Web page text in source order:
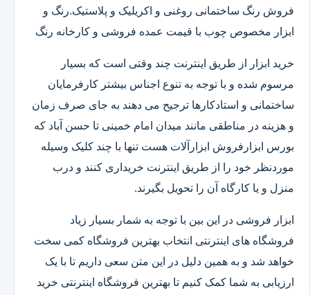
فروش رنگ ساختمانی روغنی و اکریلیک و پلاستیک.رنگ و
ابزار مخصوص چوب با قیمت عمده فروشی و کارخانه رنگ
خرید ابزار از طریق اینترنت چند وقتی است که بسیار
مرسوم شده و با توجه به تنوع اجناس بیشتر کارفرمایان
ساختمانی و استادکارها ترجیح می دهند به جای صرف زمان
و هزینه در مناطقی مانند میدان امام خمینی تا حسن آباد که
بورس ابزارفروش ابزارآلات هست تنها با چند کلیک وسیله
موردنظر خود را از طریق اینترنت خریداری کنند و درب
منزل و یا کارگاه آن را تحویل بگیرند.
ابزار فروشی در این بین با توجه به شمار بسیار زیاد
فروشگاه های اینترنتی انتخاب بهترین فروشگاه کمی سخت
خواهد شد و به همین دلیل در این متن سعی داریم تا با یک
ارزیابی به شما کمک کنیم تا بهترین فروشگاه اینترنتی خرید